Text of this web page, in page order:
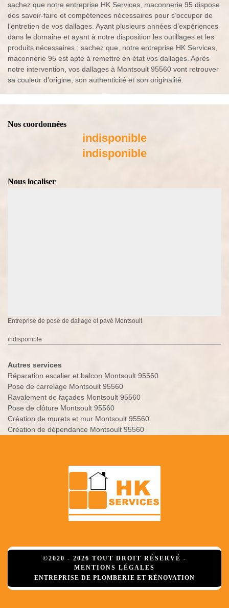
sachez que notre entreprise HK Services, maconnerie 95 dispose
des savoir-faire et compétences nécessaires pour s’occuper de
l’entretien de vos dallages. Ayant plusieurs années d’expériences
dans le domaine et ayant à notre disposition les outillages et les
produits nécessaires ; sachez que, notre entreprise HK Services,
maconnerie 95 est apte à remettre en état vos dallages. Après
notre intervention, vos dallages à Montsoult 95560 vont retrouver
sa couleur d’origine, son authenticité et son originalité.
Nos coordonnées
indisponible
indisponible
Nous localiser
Entreprise de pose de dallage et pavé Montsoult
indisponible
Autres services
Réparation escalier et balcon Montsoult 95560
Pose de carrelage Montsoult 95560
Ravalement de façades Montsoult 95560
Pose de clôture Montsoult 95560
Création de murets et mur Montsoult 95560
Création de dépendance Montsoult 95560
©2020 - 2026 TOUT DROIT RÉSERVÉ -
MENTIONS LÉGALES
ENTREPRISE DE PLOMBERIE ET RÉNOVATION